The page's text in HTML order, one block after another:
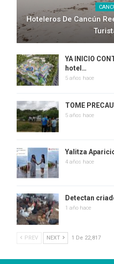
Hoteleros De Cancún
YA INICIO
hotel…
5 años hace
TOME
5 años hace
Yalitza
4 años hace
Detectan
1 año hace
PREV NEXT 1 De 22,817